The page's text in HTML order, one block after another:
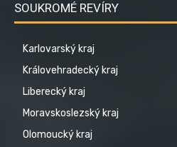
SOUKROMÉ REVÍRY
Karlovarský kraj
Královehradecký kraj
Liberecký kraj
Moravskoslezský kraj
Olomoucký kraj